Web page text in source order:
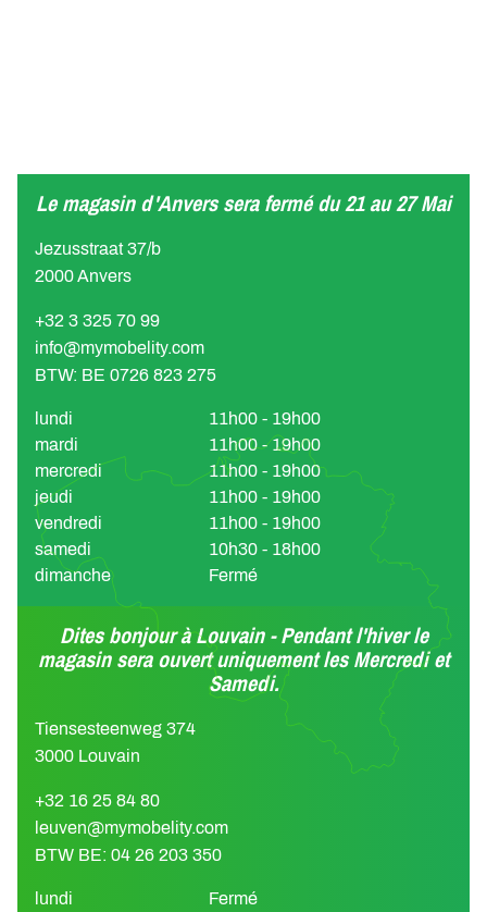
Le magasin d'Anvers sera fermé du 21 au 27 Mai
Jezusstraat 37/b
2000 Anvers
+32 3 325 70 99
info@mymobelity.com
BTW: BE 0726 823 275
lundi
11h00 - 19h00
mardi
11h00 - 19h00
mercredi
11h00 - 19h00
jeudi
11h00 - 19h00
vendredi
11h00 - 19h00
samedi
10h30 - 18h00
dimanche
Fermé
Dites bonjour à Louvain - Pendant l'hiver le
magasin sera ouvert uniquement les Mercredi et
Samedi.
Tiensesteenweg 374
3000 Louvain
+32 16 25 84 80
leuven@mymobelity.com
BTW BE: 04 26 203 350
lundi
Fermé